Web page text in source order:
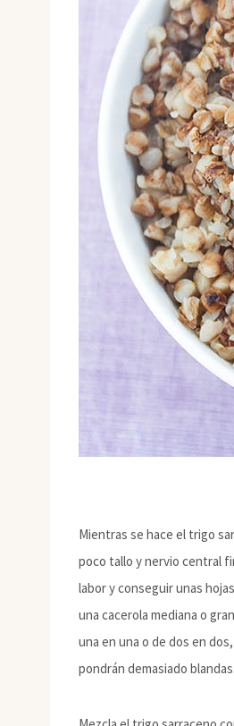
Mientras se hace el trigo
poco tallo y nervio central
labor y conseguir unas
una cacerola mediana o
una en una o de dos en
pondrán demasiado